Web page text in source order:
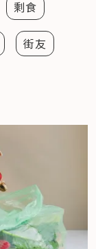
剩食
街友